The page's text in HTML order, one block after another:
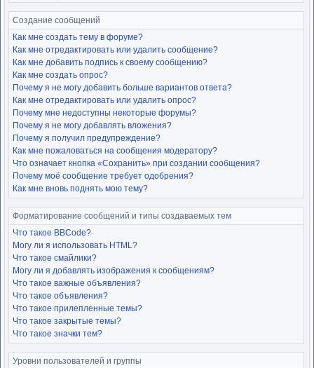
Создание сообщений
Как мне создать тему в форуме?
Как мне отредактировать или удалить сообщение?
Как мне добавить подпись к своему сообщению?
Как мне создать опрос?
Почему я не могу добавить больше вариантов ответа?
Как мне отредактировать или удалить опрос?
Почему мне недоступны некоторые форумы?
Почему я не могу добавлять вложения?
Почему я получил предупреждение?
Как мне пожаловаться на сообщения модератору?
Что означает кнопка «Сохранить» при создании сообщения?
Почему моё сообщение требует одобрения?
Как мне вновь поднять мою тему?
Форматирование сообщений и типы создаваемых тем
Что такое BBCode?
Могу ли я использовать HTML?
Что такое смайлики?
Могу ли я добавлять изображения к сообщениям?
Что такое важные объявления?
Что такое объявления?
Что такое прилепленные темы?
Что такое закрытые темы?
Что такое значки тем?
Уровни пользователей и группы